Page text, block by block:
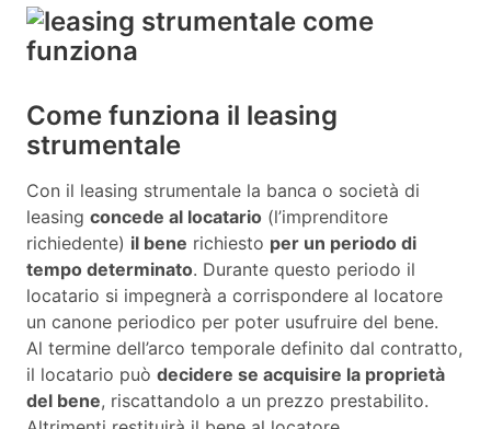
Come funziona il leasing
strumentale
Con il leasing strumentale la banca o società di
leasing concede al locatario (l’imprenditore
richiedente) il bene richiesto per un periodo di
tempo determinato. Durante questo periodo il
locatario si impegnerà a corrispondere al locatore
un canone periodico per poter usufruire del bene.
Al termine dell’arco temporale definito dal contratto,
il locatario può decidere se acquisire la proprietà
del bene, riscattandolo a un prezzo prestabilito.